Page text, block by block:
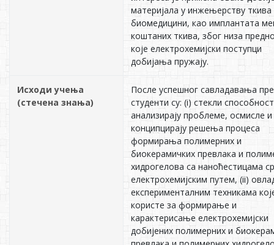
материјала у инжењерству ткива
биомедицини, као имплантата
коштаних ткива, због низа
које електрохемијски поступци
добијања пружају.
Исходи учења
(стечена знања)
После успешног савладавања
студенти су: (i) стекли
анализирају проблеме, осмисле и
конципцирају решења процеса
формирања полимерних и
биокерамичких превлака и
хидрогелова са наноћестицама
електрохемијским путем, (ii)
експерименталним техникама
користе за формирање и
карактерисање електрохемијски
добијених полимерних и